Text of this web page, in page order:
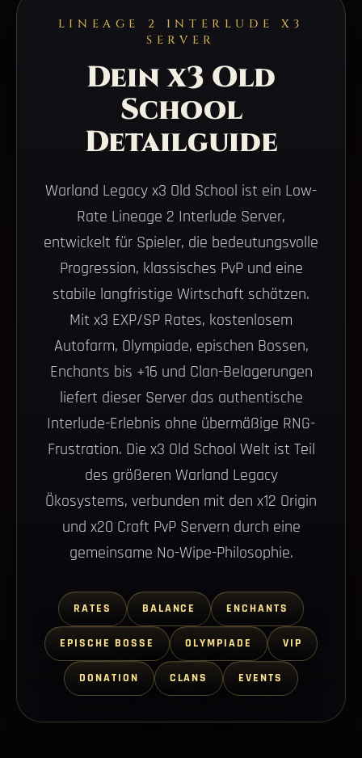
LINEAGE 2 INTERLUDE X3
SERVER
Dein x3 Old
School
Detailguide
Warland Legacy x3 Old School ist ein Low-
Rate Lineage 2 Interlude Server,
entwickelt für Spieler, die bedeutungsvolle
Progression, klassisches PvP und eine
stabile langfristige Wirtschaft schätzen.
Mit x3 EXP/SP Rates, kostenlosem
Autofarm, Olympiade, epischen Bossen,
Enchants bis +16 und Clan-Belagerungen
liefert dieser Server das authentische
Interlude-Erlebnis ohne übermäßige RNG-
Frustration. Die x3 Old School Welt ist Teil
des größeren Warland Legacy
Ökosystems, verbunden mit den x12 Origin
und x20 Craft PvP Servern durch eine
gemeinsame No-Wipe-Philosophie.
RATES BALANCE ENCHANTS
EPISCHE BOSSE OLYMPIADE VIP
DONATION CLANS EVENTS